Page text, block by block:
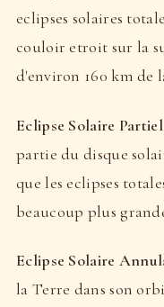
eclipses solaires
couloir etroit sur la
d'environ 160 km de
Eclipse Solaire
partie du disque
que les eclipses
beaucoup plus
Eclipse Solaire
la Terre dans son